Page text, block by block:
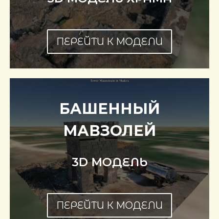
ПЕРЕЙТИ К МОДЕЛИ
БАШЕННЫЙ
МАВЗОЛЕЙ
3D МОДЕЛЬ
ПЕРЕЙТИ К МОДЕЛИ